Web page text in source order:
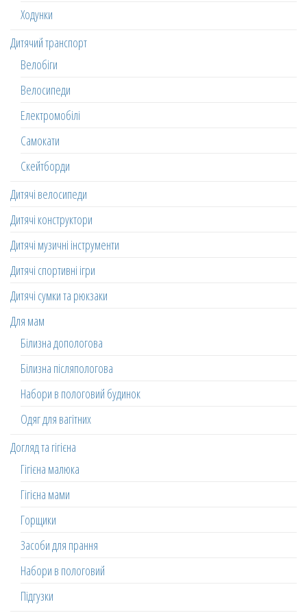
Ходунки
Дитячий транспорт
Велобіги
Велосипеди
Електромобілі
Самокати
Скейтборди
Дитячі велосипеди
Дитячі конструктори
Дитячі музичні інструменти
Дитячі спортивні ігри
Дитячі сумки та рюкзаки
Для мам
Білизна допологова
Білизна післяпологова
Набори в пологовий будинок
Одяг для вагітних
Догляд та гігієна
Гігієна малюка
Гігієна мами
Горщики
Засоби для прання
Набори в пологовий
Підгузки